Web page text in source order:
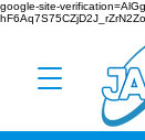
google-site-
hF6Aq7S75CZjD2J_rZrN2Zo